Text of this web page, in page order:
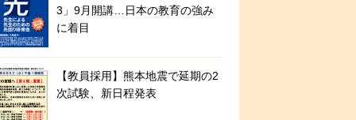
3」9月開講…日本の教育の強み
に着目
【教員採用】熊本地震で延期の2
次試験、新日程発表